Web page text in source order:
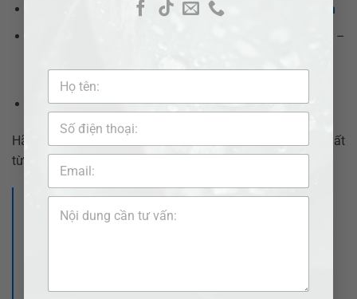
adbsaigon@gmail.com –info@adbsaigon.com
–
Facebook:Luật Bình Dương–Pháp lý nhanh VN
Hãy liên hệ ngay để nhận được sự tư vấn và hỗ trợ tốt nhất
từ ​​đội ngũ luật sư chuyên nghiệp.
>>> Xem thêm bài viết: